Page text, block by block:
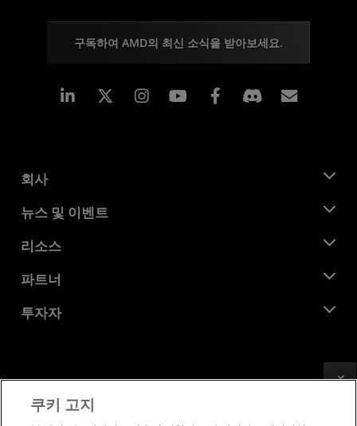
구독하여 AMD의 최신 소식을 받아보세요.
Linkedin Instagram Facebook
회사
AMD 소개
기업의 사회적 책임
채용
문의하기
뉴스 및 이벤트
뉴스룸
미디어 라이브러리
리소스
개발자 센트럴
사례 연구
파트너
AMD 파트너 허브
투자자
이사위원회
거버넌스 문서
쿠키 고지